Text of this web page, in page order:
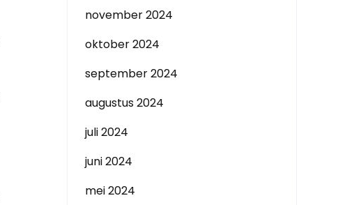
november 2024
oktober 2024
september 2024
augustus 2024
juli 2024
juni 2024
mei 2024